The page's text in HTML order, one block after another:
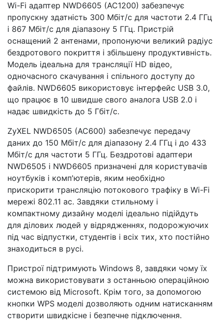
Wi-Fi адаптер NWD6605 (AC1200) забезпечує
пропускну здатність 300 Мбіт/с для частоти 2.4 ГГц
і 867 Мбіт/с для діапазону 5 ГГц. Пристрій
оснащений 2 антенами, пропонуючи великий радіус
бездротового покриття і збільшену продуктивність.
Модель ідеальна для трансляції HD відео,
одночасного скачування і спільного доступу до
файлів. NWD6605 використовує інтерфейс USB 3.0,
що працює в 10 швидше свого аналога USB 2.0 і
надає швидкість до 5 Гбіт/с.
ZyXEL NWD6505 (AC600) забезпечує передачу
даних до 150 Мбіт/с для діапазону 2.4 ГГц і до 433
Мбіт/с для частоти 5 ГГц. Бездротові адаптери
NWD6505 і NWD6605 призначені для користувачів
ноутбуків і комп'ютерів, яким необхідно
прискорити трансляцію потокового трафіку в Wi-Fi
мережі 802.11 ac. Завдяки стильному і
компактному дизайну моделі ідеально підійдуть
для ділових людей у відрядженнях, подорожуючих
під час відпустки, студентів і всіх тих, хто постійно
знаходиться в русі.
Пристрої підтримують Windows 8, завдяки чому їх
можна використовувати з останньою операційною
системою від Microsoft. Крім того, за допомогою
кнопки WPS моделі дозволяють одним натисканням
створити швидкісне і безпечне підключення.